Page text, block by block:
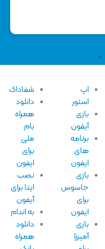
اپ
استور
بازی
آیفون
برنامه
ایفون
بازی
جاسوس
ایفون
بازی
شفاداک
دانلود
همراه
ایفون
نصب
ایتا برای
آیفون
به اندام
دانلود
همراه